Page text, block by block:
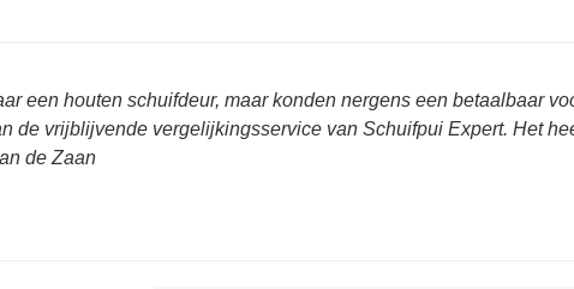
een houten schuifdeur, maar konden nergens een betaalbaar
de vrijblijvende vergelijkingsservice van Schuifpui Expert. Het
de Zaan